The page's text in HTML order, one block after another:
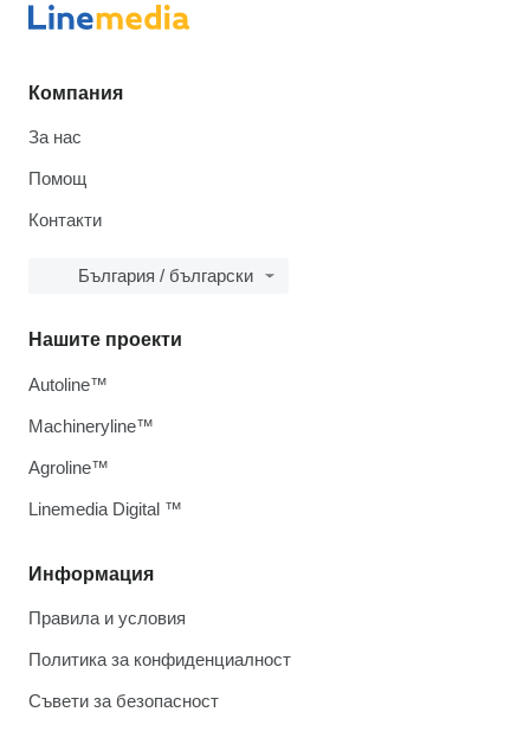
Компания
За нас
Помощ
Контакти
България / български
Информация
Правила и условия
Политика за конфиденциалност
Съвети за безопасност
Нашите проекти
Autoline™
Machineryline™
Agroline™
Linemedia Digital ™